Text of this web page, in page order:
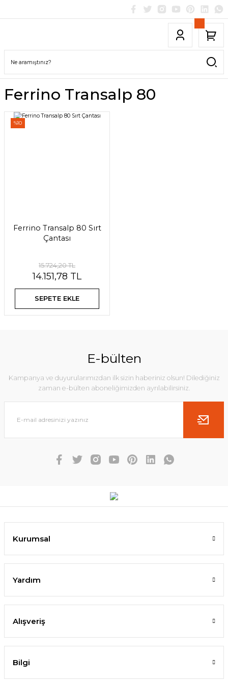
Ferrino Transalp 80
%10
Ferrino Transalp 80 Sırt
Çantası
15.724,20 TL
14.151,78 TL
SEPETE EKLE
E-bülten
Kampanya ve duyurularımızdan ilk sizin haberiniz olsun! Dilediğiniz
zaman e-bülten aboneliğimizden ayrılabilirsiniz.
Kurumsal
Yardım
Alışveriş
Bilgi